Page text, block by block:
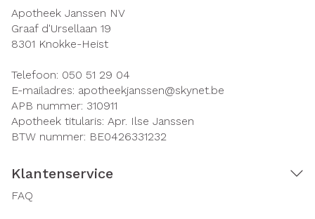
Apotheek Janssen NV
Graaf d'Ursellaan 19
8301 Knokke-Heist
Telefoon: 050 51 29 04
E-mailadres: apotheekjanssen@skynet.be
APB nummer: 310911
Apotheek titularis: Apr. Ilse Janssen
BTW nummer: BE0426331232
Klantenservice
FAQ